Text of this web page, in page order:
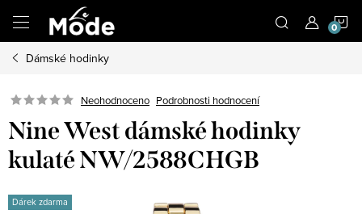
obsah
Dámské hodinky
Neohodnoceno Podrobnosti hodnocení
Nine West dámské hodinky
kulaté NW/2588CHGB
Dárek zdarma